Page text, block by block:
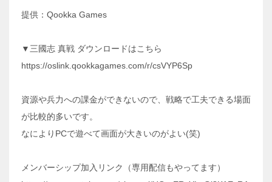
提供：Qookka Games
▼三國志 真戦 ダウンロードはこちら
https://oslink.qookkagames.com/r/csVYP6Sp
資源や兵力への課金ができないので、戦略で工夫できる場面
が比較的多いです。
なによりPCで遊べて画面が大きいのがよい(笑)
メンバーシップ加入リンク（専用配信もやってます）